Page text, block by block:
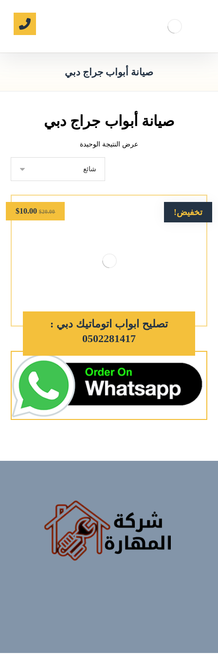
صيانة أبواب جراج دبي
صيانة أبواب جراج دبي
عرض النتيجة الوحيدة
تخفيض!
تصليح ابواب اتوماتيك دبي :
0502281417
$20.00
$10.00